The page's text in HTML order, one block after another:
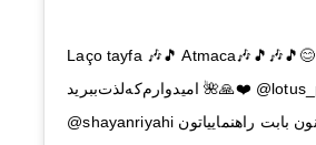
Laço tayfa 🎶🎵 Atmaca🎶🎵🎶🎵😊
امیدوارم‌که‌لذت‌ببرید 🌺🙏❤️ @lotus_percussion
@shayanriyahi ممنون بابت راهنماییاتون 🙏🌺